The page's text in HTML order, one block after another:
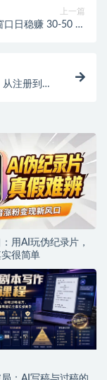
上一篇
口日稳赚 30-50 元
注册到实
用AI玩伪纪录片，
很简单